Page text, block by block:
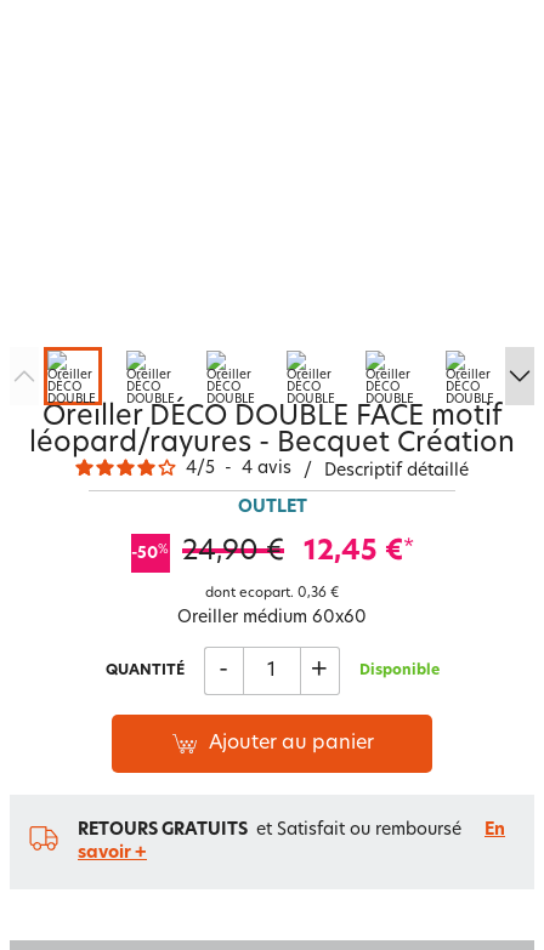
Oreiller DÉCO DOUBLE FACE motif
léopard/rayures - Becquet Création
4/5 - 4 avis / Descriptif détaillé
OUTLET
-50% 24,90 € 12,45 €*
dont ecopart. 0,36 €
Oreiller médium 60x60
QUANTITÉ - + Disponible
Ajouter au panier
RETOURS GRATUITS et Satisfait ou remboursé
En
savoir +